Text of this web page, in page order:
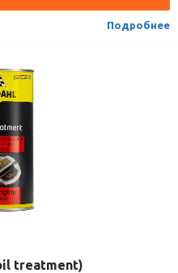
±30
3811900000
Подробнее
treatment)